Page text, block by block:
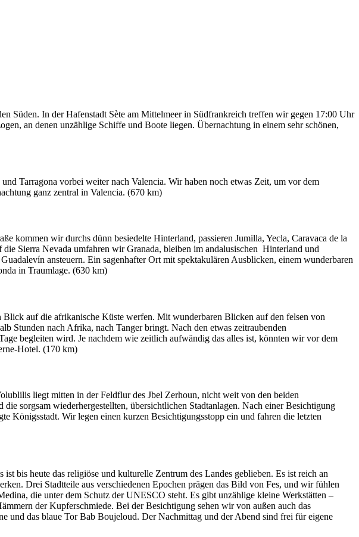
Süden. In der Hafenstadt Sète am Mittelmeer in Südfrankreich treffen wir gegen 17:00 Uhr
an denen unzählige Schiffe und Boote liegen. Übernachtung in einem sehr schönen,
Tarragona vorbei weiter nach Valencia. Wir haben noch etwas Zeit, um vor dem
ganz zentral in Valencia. (670 km)
kommen wir durchs dünn besiedelte Hinterland, passieren Jumilla, Yecla, Caravaca de la
Sierra Nevada umfahren wir Granada, bleiben im andalusischen Hinterland und
ansteuern. Ein sagenhafter Ort mit spektakulären Ausblicken, einem wunderbaren
in Traumlage. (630 km)
auf die afrikanische Küste werfen. Mit wunderbaren Blicken auf den felsen von
Stunden nach Afrika, nach Tanger bringt. Nach den etwas zeitraubenden
begleiten wird. Je nachdem wie zeitlich aufwändig das alles ist, könnten wir vor dem
Hotel. (170 km)
liegt mitten in der Feldflur des Jbel Zerhoun, nicht weit von den beiden
sorgsam wiederhergestellten, übersichtlichen Stadtanlagen. Nach einer Besichtigung
Königsstadt. Wir legen einen kurzen Besichtigungsstopp ein und fahren die letzten
bis heute das religiöse und kulturelle Zentrum des Landes geblieben. Es ist reich an
Drei Stadtteile aus verschiedenen Epochen prägen das Bild von Fes, und wir fühlen
die unter dem Schutz der UNESCO steht. Es gibt unzählige kleine Werkstätten –
der Kupferschmiede. Bei der Besichtigung sehen wir von außen auch das
und das blaue Tor Bab Boujeloud. Der Nachmittag und der Abend sind frei für eigene